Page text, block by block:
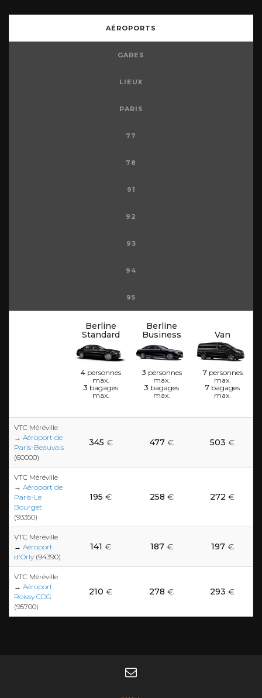
AÉROPORTS
GARES
LIEUX
PARIS
77
78
91
92
93
94
95
Berline
Standard
4personnes
max.
3 bagages
max.
Berline
Business
3 personnes
max.
3 bagages
max.
Van
7personnes
max.
7 bagages
max.
VTC Méréville
→ Aéroport de
Paris-Beauvais
(60000)
345 € 477€ 503 €
VTC Méréville
→ Aéroport de
Paris-Le
Bourget
(93350)
195 € 258 € 272 €
VTC Méréville
→ Aéroport
d'Orly (94390)
141 € 187€ 197€
VTC Méréville
→ Aéroport
Roissy CDG
(95700)
210 € 278 € 293 €